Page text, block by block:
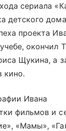
сериала
детского
проекта
окончил
Щукина, а
кино.
Ивана
фильмов и
«Мамы»,